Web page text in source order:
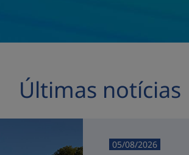
Últimas notícias
05/08/2026